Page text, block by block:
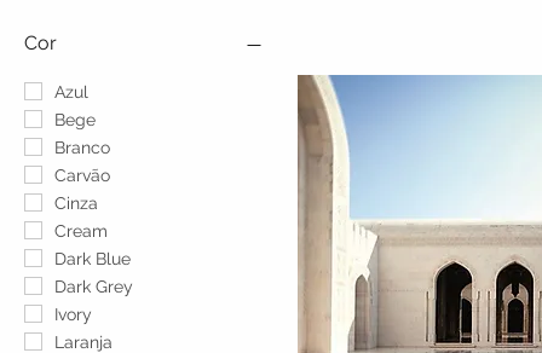
Cor
Azul
Bege
Branco
Carvão
Cinza
Cream
Dark Blue
Dark Grey
Ivory
Laranja